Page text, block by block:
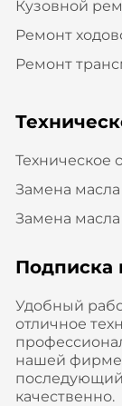
Кузовной
Ремонт
Ремонт
Техническое
Замена масла
Замена
Подписка
Удобный
отличное
нашей фирме
качественно.